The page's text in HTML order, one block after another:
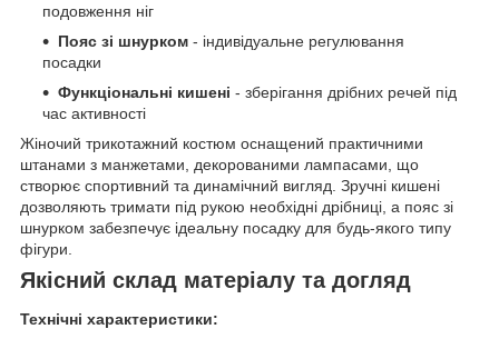
подовження ніг
Пояс зі шнурком - індивідуальне регулювання
посадки
Функціональні кишені - зберігання дрібних речей під
час активності
Жіночий трикотажний костюм оснащений практичними
штанами з манжетами, декорованими лампасами, що
створює спортивний та динамічний вигляд. Зручні кишені
дозволяють тримати під рукою необхідні дрібниці, а пояс зі
шнурком забезпечує ідеальну посадку для будь-якого типу
фігури.
Якісний склад матеріалу та догляд
Технічні характеристики: